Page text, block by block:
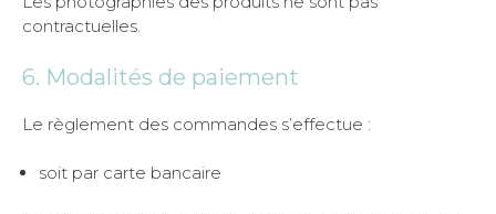
contractuelles.
6. Modalités de paiement
Le règlement des commandes s’effectue :
soit par carte bancaire